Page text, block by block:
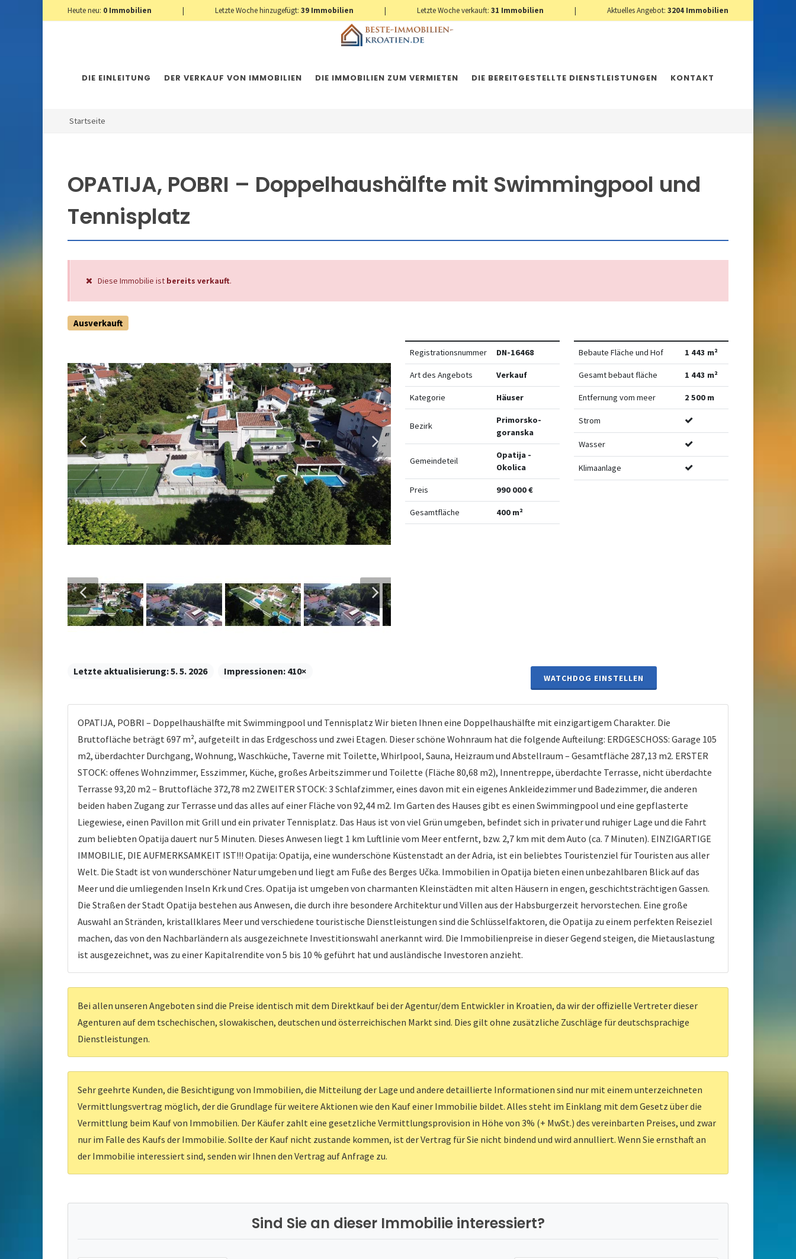
Heute neu: 0 Immobilien | Letzte Woche hinzugefügt: 39 Immobilien | Letzte Woche verkauft: 31 Immobilien | Aktuelles Angebot: 3204 Immobilien
DIE EINLEITUNG DER VERKAUF VON IMMOBILIEN DIE IMMOBILIEN ZUM VERMIETEN DIE BEREITGESTELLTE DIENSTLEISTUNGEN KONTAKT
Startseite
OPATIJA, POBRI – Doppelhaushälfte mit Swimmingpool und
Tennisplatz
Diese Immobilie ist bereits verkauft.
Ausverkauft
Registrationsnummer DN-16468
Art des Angebots Verkauf
Kategorie Häuser
Bezirk
Primorsko-
goranska
Gemeindeteil
Opatija -
Okolica
Preis 990 000 €
Gesamtfläche 400 m²
Bebaute Fläche und Hof 1 443 m²
Gesamt bebaut fläche 1 443 m²
Entfernung vom meer 2 500 m
Strom
Wasser
Klimaanlage
Letzte aktualisierung:5. 5. 2026 Impressionen: 410×
WATCHDOG EINSTELLEN
OPATIJA, POBRI – Doppelhaushälfte mit Swimmingpool und Tennisplatz Wir bieten Ihnen eine Doppelhaushälfte mit einzigartigem Charakter. Die
Bruttofläche beträgt 697 m², aufgeteilt in das Erdgeschoss und zwei Etagen. Dieser schöne Wohnraum hat die folgende Aufteilung: ERDGESCHOSS: Garage 105
m2, überdachter Durchgang, Wohnung, Waschküche, Taverne mit Toilette, Whirlpool, Sauna, Heizraum und Abstellraum – Gesamtfläche 287,13 m2. ERSTER
STOCK: offenes Wohnzimmer, Esszimmer, Küche, großes Arbeitszimmer und Toilette (Fläche 80,68 m2), Innentreppe, überdachte Terrasse, nicht überdachte
Terrasse 93,20 m2 – Bruttofläche 372,78 m2 ZWEITER STOCK: 3 Schlafzimmer, eines davon mit ein eigenes Ankleidezimmer und Badezimmer, die anderen
beiden haben Zugang zur Terrasse und das alles auf einer Fläche von 92,44 m2. Im Garten des Hauses gibt es einen Swimmingpool und eine gepflasterte
Liegewiese, einen Pavillon mit Grill und ein privater Tennisplatz. Das Haus ist von viel Grün umgeben, befindet sich in privater und ruhiger Lage und die Fahrt
zum beliebten Opatija dauert nur 5 Minuten. Dieses Anwesen liegt 1 km Luftlinie vom Meer entfernt, bzw. 2,7 km mit dem Auto (ca. 7 Minuten). EINZIGARTIGE
IMMOBILIE, DIE AUFMERKSAMKEIT IST!!! Opatija: Opatija, eine wunderschöne Küstenstadt an der Adria, ist ein beliebtes Touristenziel für Touristen aus aller
Welt. Die Stadt ist von wunderschöner Natur umgeben und liegt am Fuße des Berges Učka. Immobilien in Opatija bieten einen unbezahlbaren Blick auf das
Meer und die umliegenden Inseln Krk und Cres. Opatija ist umgeben von charmanten Kleinstädten mit alten Häusern in engen, geschichtsträchtigen Gassen.
Die Straßen der Stadt Opatija bestehen aus Anwesen, die durch ihre besondere Architektur und Villen aus der Habsburgerzeit hervorstechen. Eine große
Auswahl an Stränden, kristallklares Meer und verschiedene touristische Dienstleistungen sind die Schlüsselfaktoren, die Opatija zu einem perfekten Reiseziel
machen, das von den Nachbarländern als ausgezeichnete Investitionswahl anerkannt wird. Die Immobilienpreise in dieser Gegend steigen, die Mietauslastung
ist ausgezeichnet, was zu einer Kapitalrendite von 5 bis 10 % geführt hat und ausländische Investoren anzieht.
Bei allen unseren Angeboten sind die Preise identisch mit dem Direktkauf bei der Agentur/dem Entwickler in Kroatien, da wir der offizielle Vertreter dieser
Agenturen auf dem tschechischen, slowakischen, deutschen und österreichischen Markt sind. Dies gilt ohne zusätzliche Zuschläge für deutschsprachige
Dienstleistungen.
Sehr geehrte Kunden, die Besichtigung von Immobilien, die Mitteilung der Lage und andere detaillierte Informationen sind nur mit einem unterzeichneten
Vermittlungsvertrag möglich, der die Grundlage für weitere Aktionen wie den Kauf einer Immobilie bildet. Alles steht im Einklang mit dem Gesetz über die
Vermittlung beim Kauf von Immobilien. Der Käufer zahlt eine gesetzliche Vermittlungsprovision in Höhe von 3% (+ MwSt.) des vereinbarten Preises, und zwar
nur im Falle des Kaufs der Immobilie. Sollte der Kauf nicht zustande kommen, ist der Vertrag für Sie nicht bindend und wird annulliert. Wenn Sie ernsthaft an
der Immobilie interessiert sind, senden wir Ihnen den Vertrag auf Anfrage zu.
Sind Sie an dieser Immobilie interessiert?